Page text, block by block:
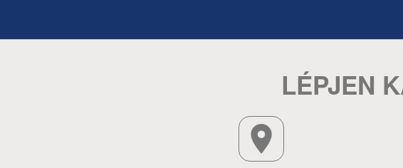
LÉPJEN